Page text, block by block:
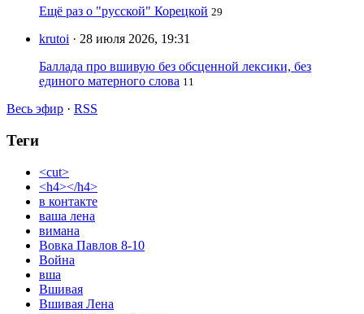
Ещё раз о "русской" Корецкой 29
krutoi · 28 июля 2026, 19:31
Баллада про вшивую без обсценной лексики, без
единого матерного слова 11
Весь эфир · RSS
Теги
<cut>
<h4></h4>
в контакте
ваша лена
вимана
Вовка Павлов 8-10
Война
вша
Вшивая
Вшивая Лена